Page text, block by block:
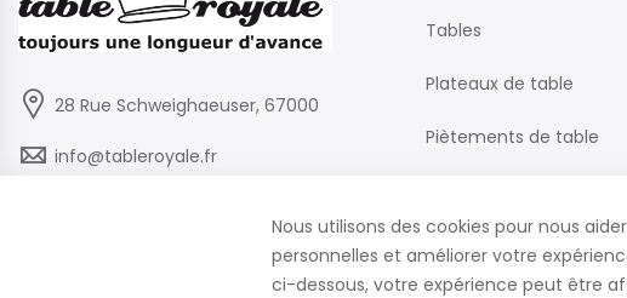
28 Rue Schweighaeuser, 67000
info@tableroyale.fr
Lundi - Vendredi: 07:30-17:00
Tables
Plateaux de table
Piètements de table
Mobilier de Bureau
Nous utilisons des cookies pour nous
personnelles et améliorer votre
ci-dessous, votre expérience peut être